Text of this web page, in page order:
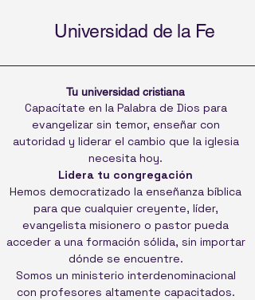
Universidad de la Fe
Tu universidad cristiana
Capacítate en la Palabra de Dios para
evangelizar sin temor, enseñar con
autoridad y liderar el cambio que la iglesia
necesita hoy.
Lidera tu congregación
Hemos democratizado la enseñanza bíblica
para que cualquier creyente, líder,
evangelista misionero o pastor pueda
acceder a una formación sólida, sin importar
dónde se encuentre.
Somos un ministerio interdenominacional
con profesores altamente capacitados.